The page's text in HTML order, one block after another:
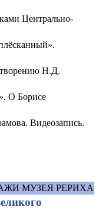
Центрально-
Н.Д.
О Борисе
Видеозапись.
МУЗЕЯ РЕРИХА